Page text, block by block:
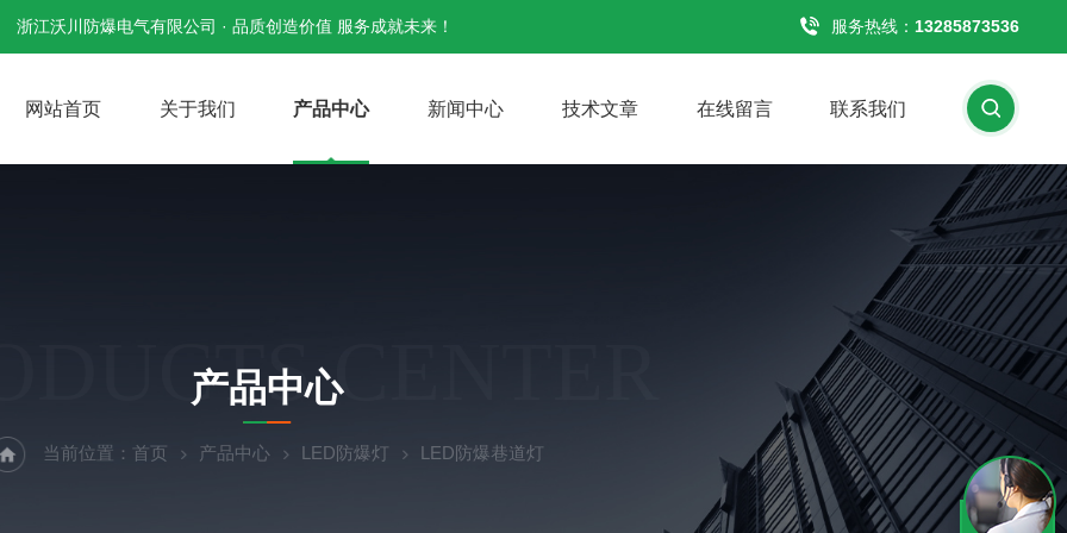
浙江沃川防爆电气有限公司 · 品质创造价值 服务成就未来！ 服务热线： 13285873536
网站首页 关于我们 产品中心 新闻中心 技术文章 在线留言 联系我们
CENTER
产品中心
当前位置： 首页 产品中心 LED防爆灯 LED防爆巷道灯